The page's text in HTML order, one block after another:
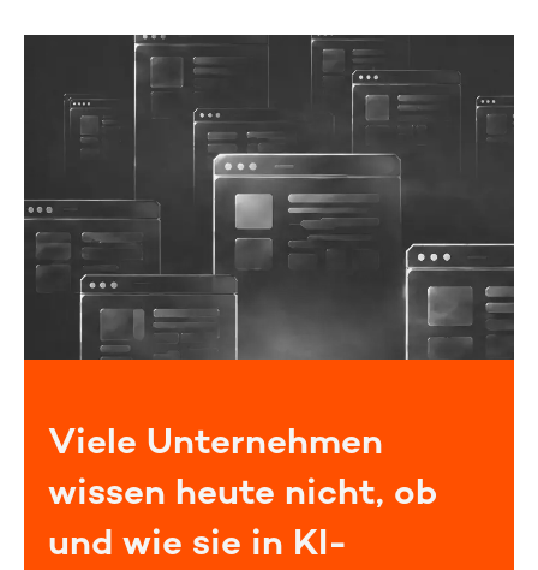
Viele Unternehmen
wissen heute nicht, ob
und wie sie in KI-